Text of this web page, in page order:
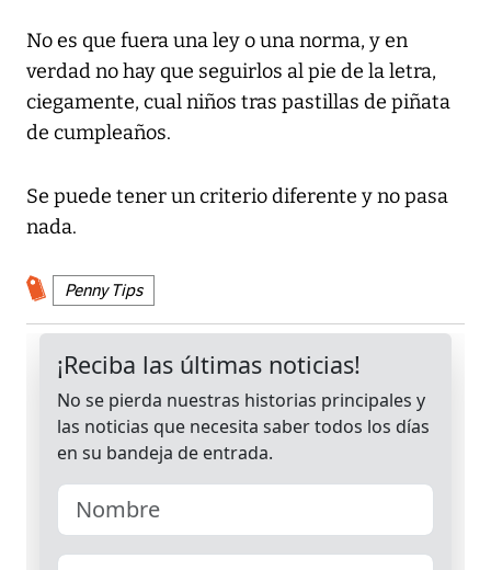
No es que fuera una ley o una norma, y en
verdad no hay que seguirlos al pie de la letra,
ciegamente, cual niños tras pastillas de piñata
de cumpleaños.
Se puede tener un criterio diferente y no pasa
nada.
Penny Tips